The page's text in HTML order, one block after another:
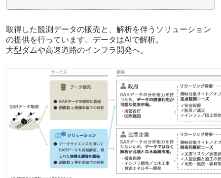
取得した観測データの販売と、解析を伴うソリューション
の提供を行っています。データはAIで解析。
大型ダムや高速道路のインフラ開発へ。